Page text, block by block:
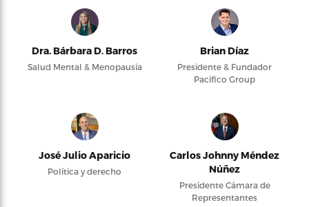
Dra. Bárbara D. Barros
Salud Mental & Menopausia
Brian Díaz
Presidente & Fundador
Pacifico Group
José Julio Aparicio
Política y derecho
Carlos Johnny Méndez
Núñez
Presidente Cámara de
Representantes